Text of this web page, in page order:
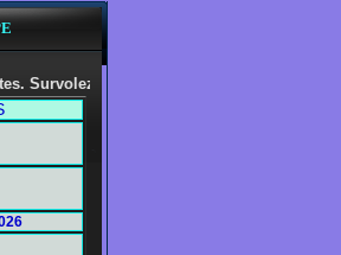
celles-ci avec la souris et cliquez . Merci